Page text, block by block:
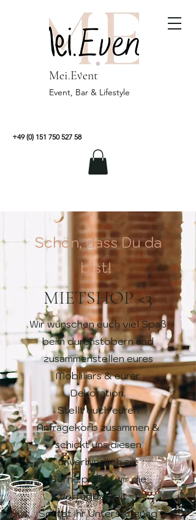
Mei.Event
Event, Bar & Lifestyle
+49 (0) 151 750 527 58
Schön, dass Du da
bist!
MIETSHOP <3
Wir wünschen euch viel Spaß
beim durchstöbern und
zusammenstellen eures
Mobliliars & eurer
Dekoration.
Stellt euch euren
Anfragekorb zusammen &
schickt uns diesen
unverbindlich zu.
Gerne prüfen wir die
Verfügbarkeit. :)
Solltet ihr Unterstützung